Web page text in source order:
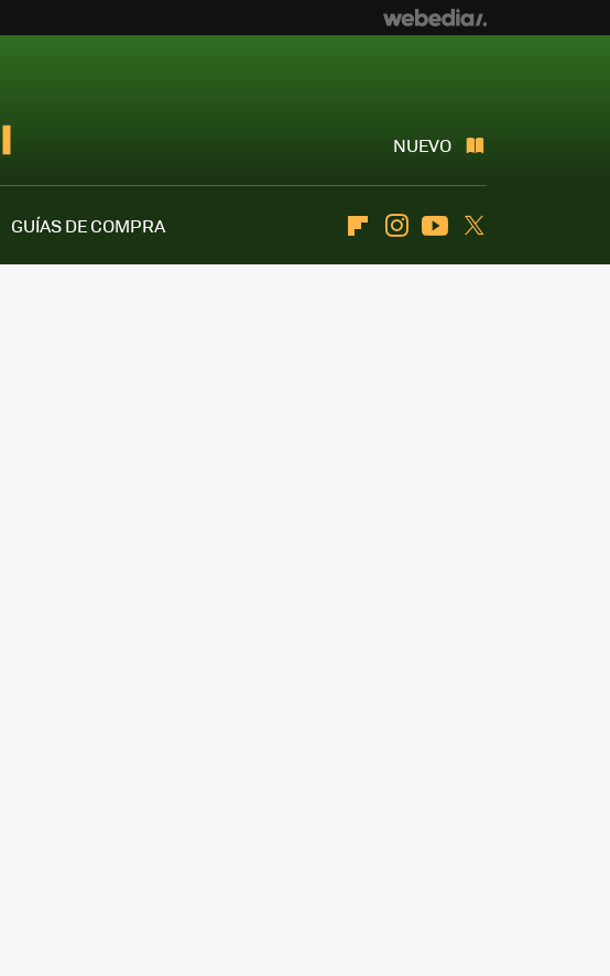
NUEVO
GUÍAS DE COMPRA
FlipboardInstagramYoutube